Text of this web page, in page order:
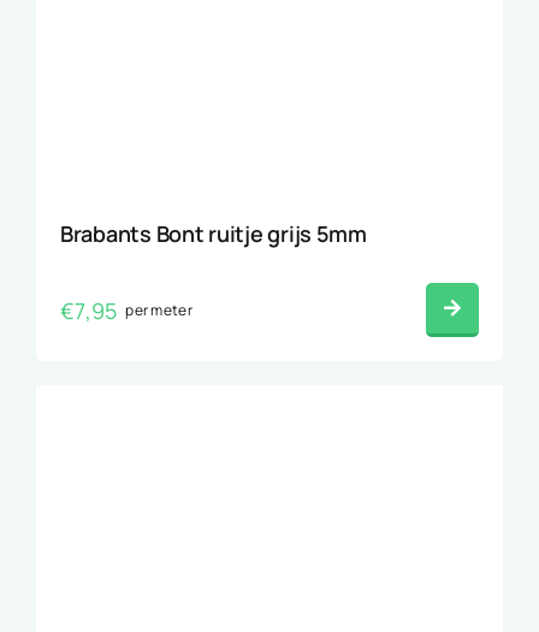
Brabants Bont ruitje grijs 5mm
€7,95 per meter